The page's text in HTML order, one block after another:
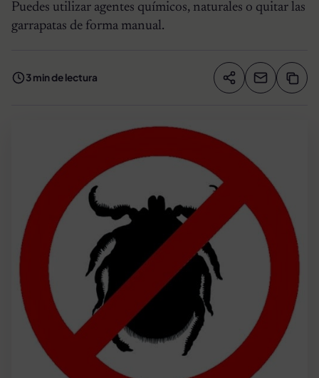
Puedes utilizar agentes químicos, naturales o quitar las
garrapatas de forma manual.
3 min de lectura Compartir